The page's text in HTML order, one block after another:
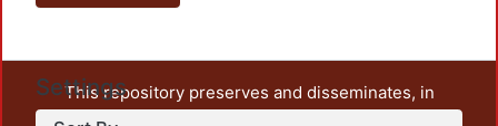
Settings
This repository preserves and disseminates, in
unrestricted open access, the teaching and research